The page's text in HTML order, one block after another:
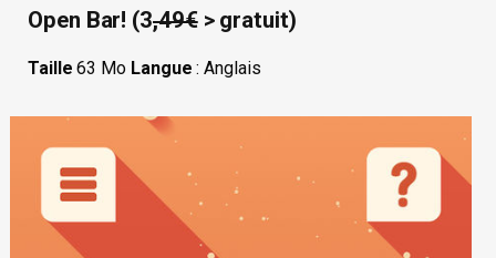
Open Bar! (3,49€> gratuit)
Taille 63 Mo Langue : Anglais